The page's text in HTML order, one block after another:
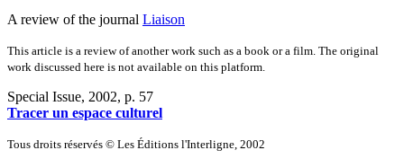
A review of the journal Liaison
This article is a review of another work such as a book or a film. The original
work discussed here is not available on this platform.
Special Issue, 2002, p. 57
Tracer un espace culturel
Tous droits réservés © Les Éditions l'Interligne, 2002